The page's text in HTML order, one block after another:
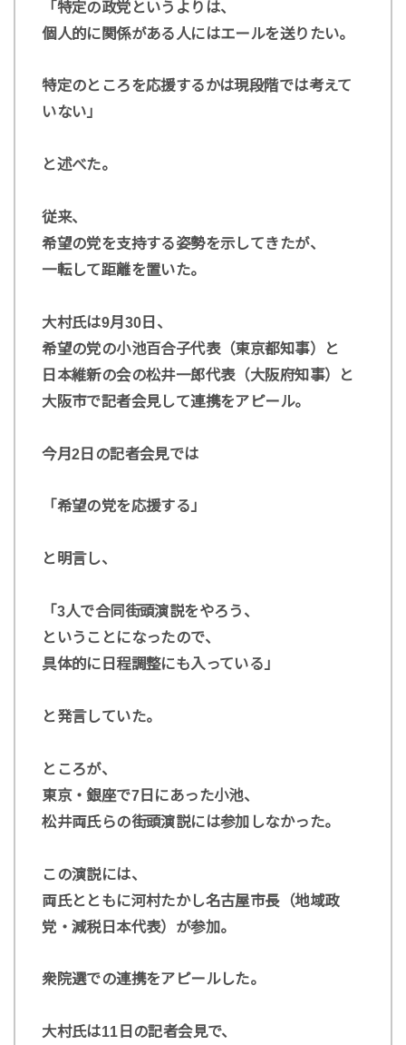
「特定の政党というよりは、
個人的に関係がある人にはエールを送りたい。
特定のところを応援するかは現段階では考えて
いない」
と述べた。
従来、
希望の党を支持する姿勢を示してきたが、
一転して距離を置いた。
大村氏は9月30日、
希望の党の小池百合子代表（東京都知事）と
日本維新の会の松井一郎代表（大阪府知事）と
大阪市で記者会見して連携をアピール。
今月2日の記者会見では
「希望の党を応援する」
と明言し、
「3人で合同街頭演説をやろう、
ということになったので、
具体的に日程調整にも入っている」
と発言していた。
ところが、
東京・銀座で7日にあった小池、
松井両氏らの街頭演説には参加しなかった。
この演説には、
両氏とともに河村たかし名古屋市長（地域政
党・減税日本代表）が参加。
衆院選での連携をアピールした。
大村氏は11日の記者会見で、